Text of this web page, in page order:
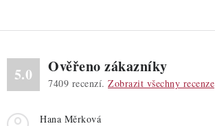
5.0 Ověřeno zákazníky
7409 recenzí. Zobrazit všechny recenze
Hana Měrková